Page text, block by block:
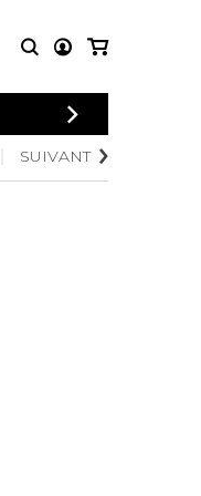
CONNEXION
compacts et
SUIVANT